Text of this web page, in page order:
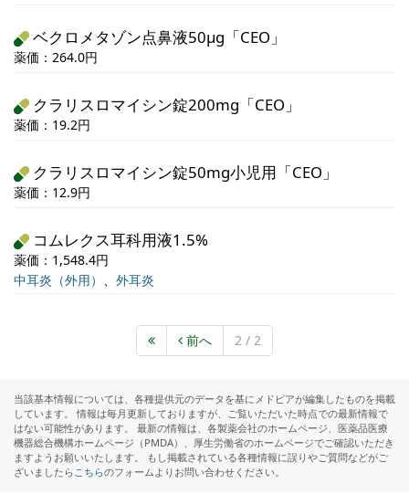
ベクロメタゾン点鼻液50μg「CEO」
薬価：264.0円
クラリスロマイシン錠200mg「CEO」
薬価：19.2円
クラリスロマイシン錠50mg小児用「CEO」
薬価：12.9円
コムレクス耳科用液1.5%
薬価：1,548.4円
中耳炎（外用） 、 外耳炎
前へ 2 / 2
当該基本情報については、各種提供元のデータを基にメドピアが編集したものを掲載
しています。 情報は毎月更新しておりますが、ご覧いただいた時点での最新情報で
はない可能性があります。 最新の情報は、各製薬会社のホームページ、医薬品医療
機器総合機構ホームページ（PMDA）、厚生労働省のホームページでご確認いただき
ますようお願いいたします。 もし掲載されている各種情報に誤りやご質問などがご
ざいましたらこちらのフォームよりお問い合わせください。